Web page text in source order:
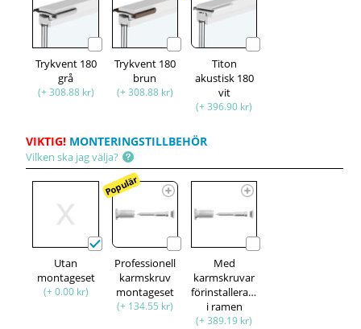
Trykvent 180
grå
(+ 308.88 kr)
Trykvent 180
brun
(+ 308.88 kr)
Titon
akustisk 180
vit
(+ 396.90 kr)
VIKTIG! MONTERINGSTILLBEHÖR
Vilken ska jag välja?
Utan
montageset
(+ 0.00 kr)
Populär
Professionell
karmskruv
montageset
(+ 134.55 kr)
Med
karmskruvar
förinstallerade
i ramen
(+ 389.19 kr)